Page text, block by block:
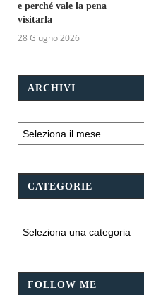
e perché vale la pena
visitarla
28 Giugno 2026
ARCHIVI
CATEGORIE
FOLLOW ME